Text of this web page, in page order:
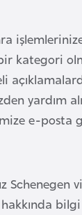
yardım
e-posta
Schenegen
hakkında